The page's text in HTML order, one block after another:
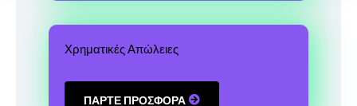
Χρηματικές Απώλειες
ΠΑΡΤΕ ΠΡΟΣΦΟΡΑ